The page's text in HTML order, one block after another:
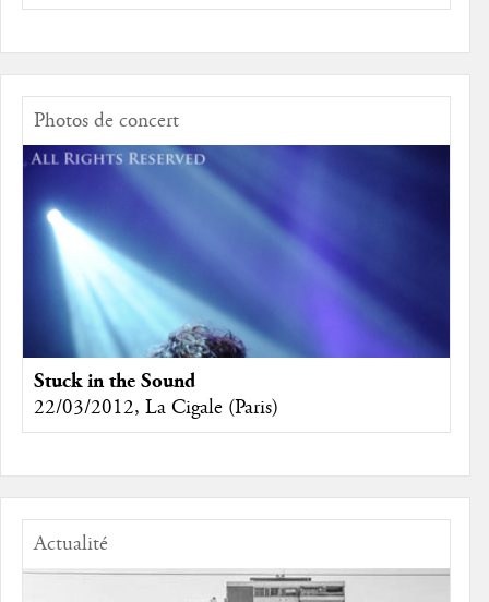
Photos de concert
Stuck in the Sound
22/03/2012, La Cigale (Paris)
Actualité